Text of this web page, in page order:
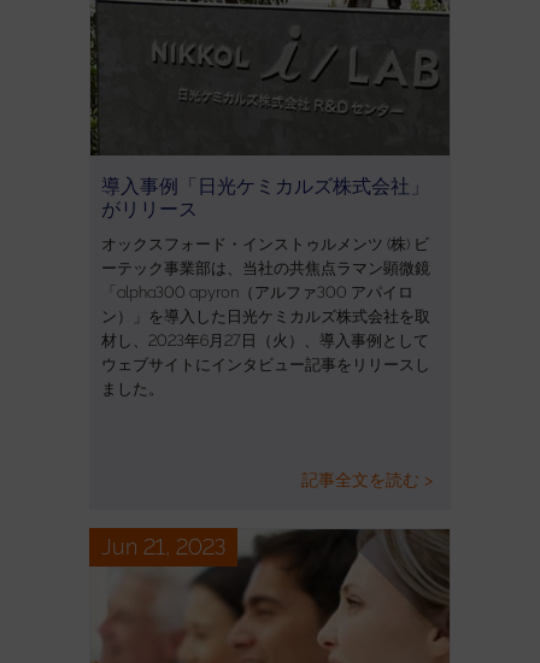
導入事例「日光ケミカルズ株式会社」
がリリース
オックスフォード・インストゥルメンツ (株) ビ
ーテック事業部は、当社の共焦点ラマン顕微鏡
「alpha300 apyron（アルファ300 アパイロ
ン）」を導入した日光ケミカルズ株式会社を取
材し、2023年6月27日（火）、導入事例として
ウェブサイトにインタビュー記事をリリースし
ました。
記事全文を読む >
Jun 21, 2023